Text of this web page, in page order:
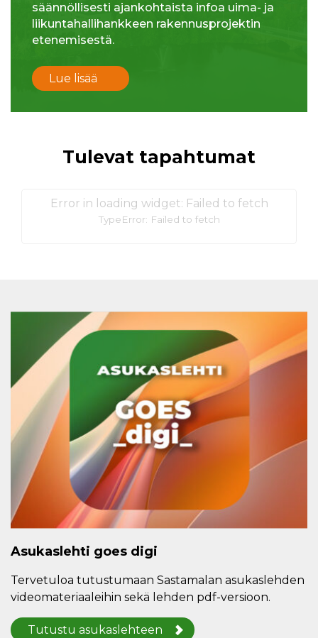
säännöllisesti ajankohtaista infoa uima- ja
liikuntahallihankkeen rakennusprojektin
etenemisestä.
Lue lisää
Tulevat tapahtumat
Error in loading widget: Failed to fetch
TypeError: Failed to fetch
Asukaslehti goes digi
Tervetuloa tutustumaan Sastamalan asukaslehden
videomateriaaleihin sekä lehden pdf-versioon.
Tutustu asukaslehteen